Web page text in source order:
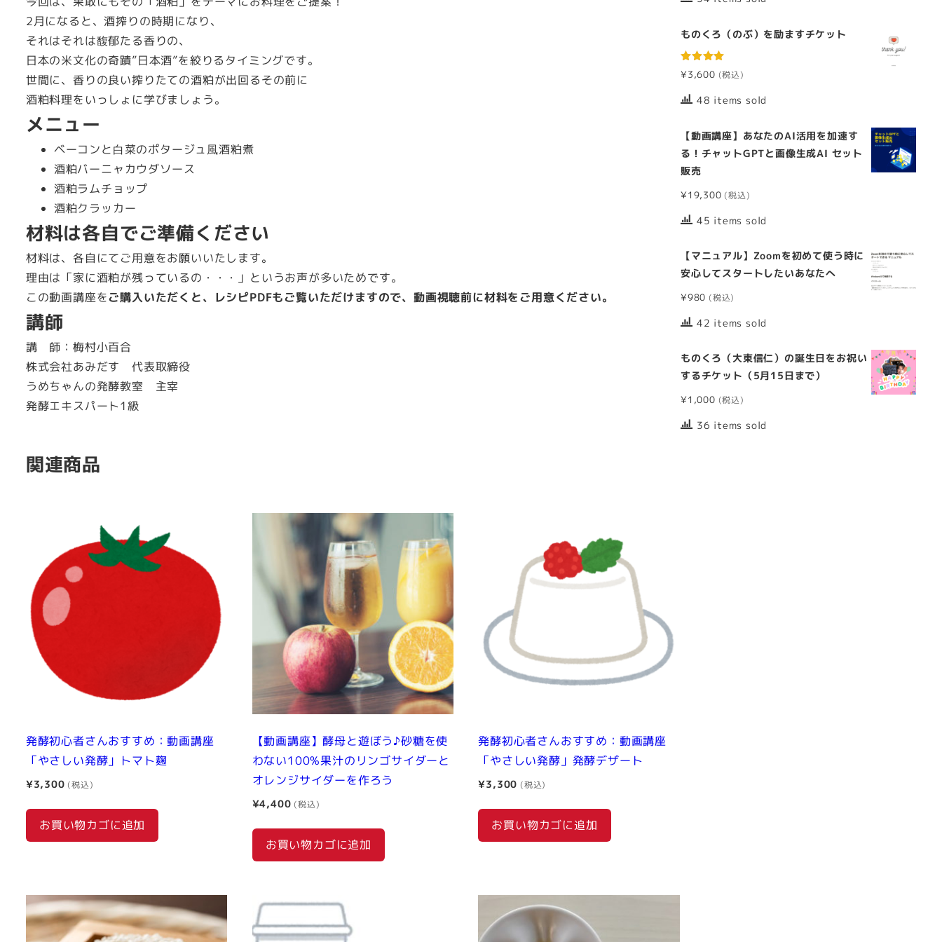
2月になると、酒搾りの時期になり、
それはそれは馥郁たる香りの、
日本の米文化の奇蹟”日本酒”を絞りるタイミングです。
世間に、香りの良い搾りたての酒粕が出回るその前に
酒粕料理をいっしょに学びましょう。
メニュー
ベーコンと⽩菜のポタージュ⾵酒粕煮
酒粕バーニャカウダソース
酒粕ラムチョップ
酒粕クラッカー
材料は各自でご準備ください
材料は、各自にてご用意をお願いいたします。
理由は「家に酒粕が残っているの・・・」というお声が多いためです。
この動画講座をご購入いただくと、レシピPDFもご覧いただけますので、動画視聴前に材料をご用意ください。
講師
講 師：梅村小百合
株式会社あみだす 代表取締役
うめちゃんの発酵教室 主宰
発酵エキスパート1級
関連商品
発酵初心者さんおすすめ：動画講座
「やさしい発酵」トマト麹
¥3,300
お買い物カゴに追加
【動画講座】酵母と遊ぼう♪砂糖を使
わない100%果汁のリンゴサイダーと
オレンジサイダーを作ろう
¥4,400
お買い物カゴに追加
発酵初心者さんおすすめ：動画講座
「やさしい発酵」発酵デザート
¥3,300
お買い物カゴに追加
ものくろ（のぶ）を励ますチケット
5段階中
5.00の評価
¥3,600
48 items sold
【動画講座】あなたのAI活用を加速す
る！チャットGPTと画像生成AI セット
販売
¥19,300
45 items sold
【マニュアル】Zoomを初めて使う時に
安心してスタートしたいあなたへ
¥980
42 items sold
ものくろ（大東信仁）の誕生日をお祝い
するチケット（5月15日まで）
¥1,000
36 items sold